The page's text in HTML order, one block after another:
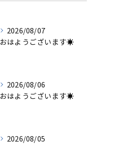
2026/08/07
おはようございます☀
2026/08/06
おはようございます☀
2026/08/05